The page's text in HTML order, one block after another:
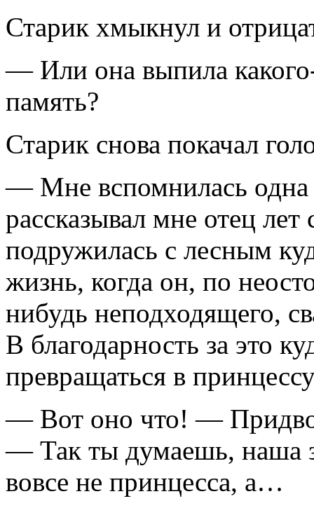
Старик хмыкнул и
— Или она выпила какого-
память?
Старик снова покачал
— Мне вспомнилась одна
рассказывал мне отец
подружилась с лесным
жизнь, когда он, по
нибудь неподходящего,
В благодарность за это
превращаться в
— Вот оно что! —
— Так ты думаешь, наша
вовсе не принцесса, а…